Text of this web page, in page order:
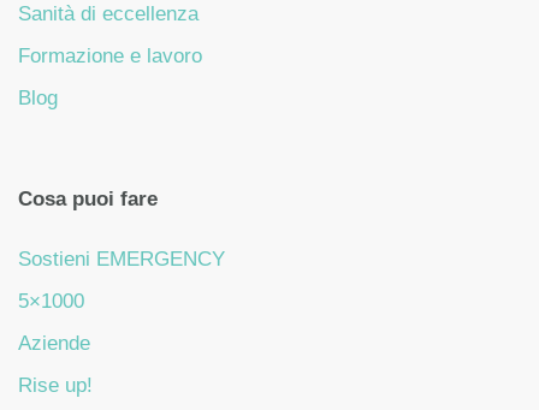
Sanità di eccellenza
Formazione e lavoro
Blog
Cosa puoi fare
Sostieni EMERGENCY
5×1000
Aziende
Rise up!